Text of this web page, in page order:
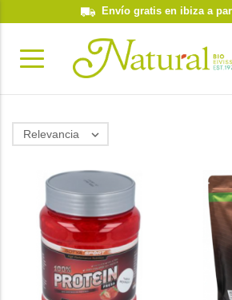
Envío gratis en ibiza a
Relevancia 